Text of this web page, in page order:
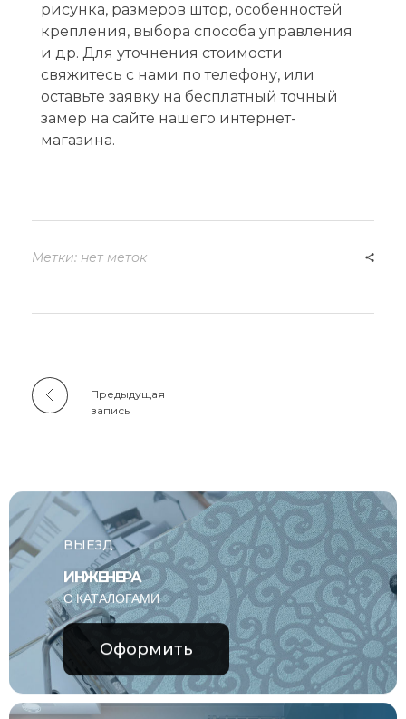
рисунка, размеров штор, особенностей
крепления, выбора способа управления
и др. Для уточнения стоимости
свяжитесь с нами по телефону, или
оставьте заявку на бесплатный точный
замер на сайте нашего интернет-
магазина.
Метки: нет меток
Предыдущая
запись
ВЫЕЗД
ИНЖЕНЕРА
С КАТАЛОГАМИ
Оформить